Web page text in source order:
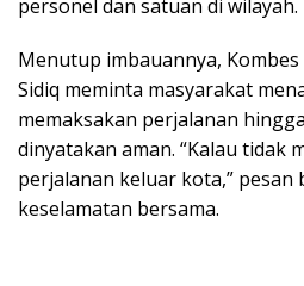
personel dan satuan di wilayah.
Menutup imbauannya,
Sidiq meminta masyarakat
memaksakan perjalanan
dinyatakan aman. “Kalau tidak
perjalanan keluar kota,” pesan
keselamatan bersama.